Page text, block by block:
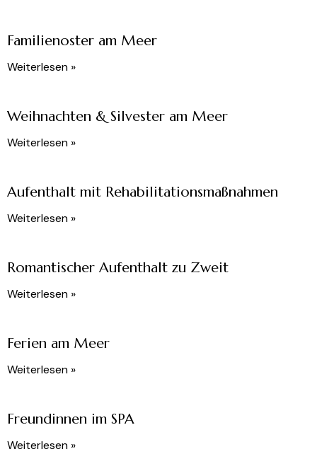
Familienoster am Meer
Weiterlesen »
Weihnachten & Silvester am Meer
Weiterlesen »
Aufenthalt mit Rehabilitationsmaßnahmen
Weiterlesen »
Romantischer Aufenthalt zu Zweit
Weiterlesen »
Ferien am Meer
Weiterlesen »
Freundinnen im SPA
Weiterlesen »